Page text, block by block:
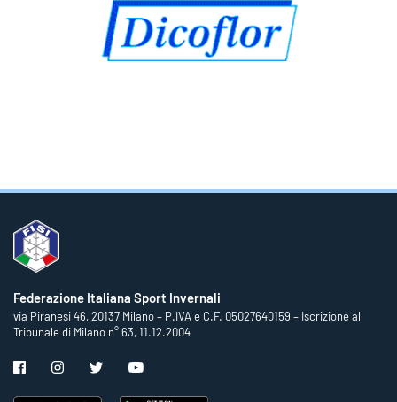
Federazione Italiana Sport Invernali
via Piranesi 46, 20137 Milano – P.IVA e C.F. 05027640159 – Iscrizione al
Tribunale di Milano n° 63, 11.12.2004